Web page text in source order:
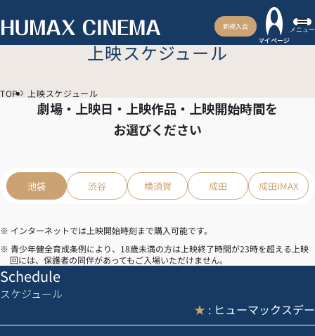
新規入会
マイページ
メニュー
上映スケジュール
TOP 上映スケジュール
劇場・上映日・上映作品・上映開始時間を
お選びください
池袋 渋谷 横須賀 成田 成田IMAX
※ インターネットでは上映開始時刻まで購入可能です。
※ 青少年健全育成条例により、18歳未満の方は上映終了時間が23時を超える上映
回には、保護者の同伴があってもご入場いただけません。
Schedule
スケジュール
★ : ヒューマックスデー